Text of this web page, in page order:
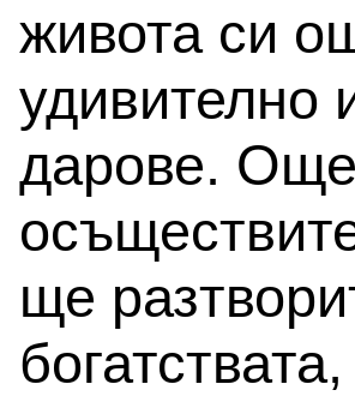
живота си
удивително
дарове. Още
ще